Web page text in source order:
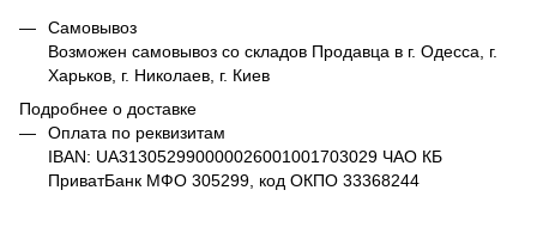
Самовывоз
Возможен самовывоз со складов Продавца в г. Одесса, г.
Харьков, г. Николаев, г. Киев
Подробнее о доставке
Оплата по реквизитам
IBAN: UA313052990000026001001703029 ЧАО КБ
ПриватБанк МФО 305299, код ОКПО 33368244